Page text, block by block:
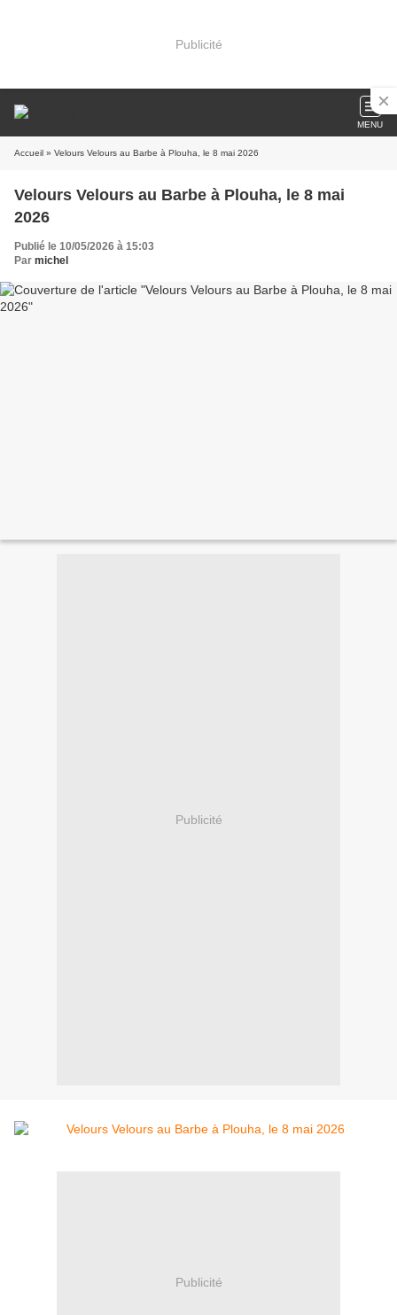
Publicité
MENU
Accueil » Velours Velours au Barbe à Plouha, le 8 mai 2026
Velours Velours au Barbe à Plouha, le 8 mai
2026
Publié le 10/05/2026 à 15:03
Par michel
Publicité
Publicité